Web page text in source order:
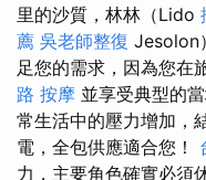
里的沙質，林林（Lido
薦 吳老師整復 Jesolon
足您的需求，因為您在
路 按摩 並享受典型的
常生活中的壓力增加，
電，全包供應適合您！
力，主要角色確實必須